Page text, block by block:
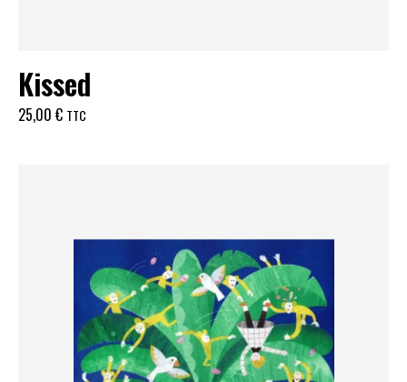
Kissed
25,00 € TTC